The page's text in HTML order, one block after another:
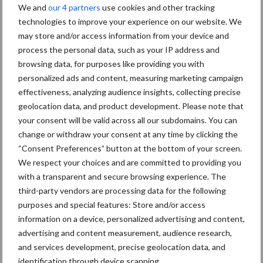
We and our 4 partners use cookies and other tracking
technologies to improve your experience on our website. We
may store and/or access information from your device and
process the personal data, such as your IP address and
browsing data, for purposes like providing you with
personalized ads and content, measuring marketing campaign
effectiveness, analyzing audience insights, collecting precise
geolocation data, and product development. Please note that
your consent will be valid across all our subdomains. You can
change or withdraw your consent at any time by clicking the
“Consent Preferences” button at the bottom of your screen.
We respect your choices and are committed to providing you
with a transparent and secure browsing experience. The
third-party vendors are processing data for the following
purposes and special features: Store and/or access
information on a device, personalized advertising and content,
advertising and content measurement, audience research,
and services development, precise geolocation data, and
identification through device scanning.
Caterpillar breidt gamma elektrische bulldozers uit
Nieuwe compacte gedragen pootcombinatie van AVR
Recente reacties
Paul Jacobsop Fendt kondigt nieuwe trekker aan deze
herfst
Bart PersoonopFendt kondigt nieuwe trekker aan deze
herfst
PRO van Donaat Croes